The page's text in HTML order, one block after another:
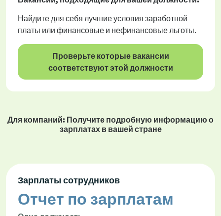
Найдите для себя лучшие условия заработной
платы или финансовые и нефинансовые льготы.
Проверьте которые вакансии
соответствуют этой должности
Для компаний: Получите подробную информацию о
зарплатах в вашей стране
Зарплаты сотрудников
Отчет по зарплатам